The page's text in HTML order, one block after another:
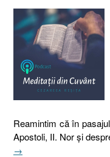
Reamintim că în
Apostoli, II. Nor şi
„155.
→